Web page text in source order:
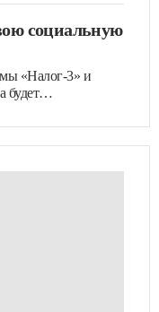
социальную
«Налог-3» и
будет…